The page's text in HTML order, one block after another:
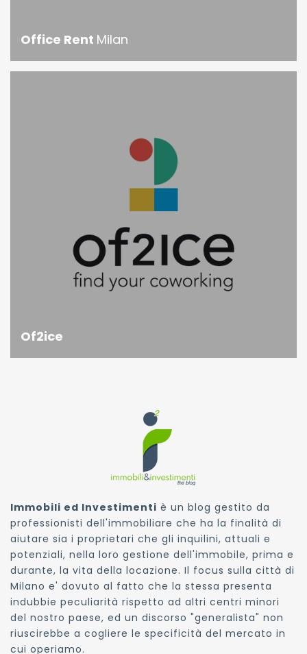
Office Rent Milan
Of2ice
Immobili ed Investimenti è un blog gestito da
professionisti dell'immobiliare che ha la finalità di
aiutare sia i proprietari che gli inquilini, attuali e
potenziali, nella loro gestione dell'immobile, prima e
durante, la vita della locazione. Il focus sulla città di
Milano e' dovuto al fatto che la stessa presenta
indubbie peculiarità rispetto ad altri centri minori
del nostro paese, ed un discorso "generalista" non
riuscirebbe a cogliere le specificità del mercato in
cui operiamo.